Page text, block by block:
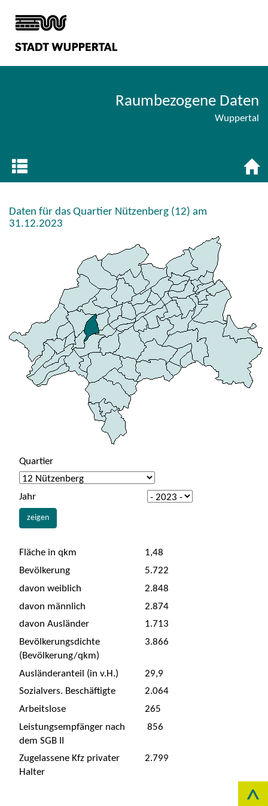
Raumbezogene Daten
Wuppertal
Daten für das Quartier Nützenberg (12) am
31.12.2023
Quartier
Jahr
zeigen
Fläche in qkm
1,48
Bevölkerung
5.722
davon weiblich
2.848
davon männlich
2.874
davon Ausländer
1.713
Bevölkerungsdichte
(Bevölkerung/qkm)
3.866
Ausländeranteil (in v.H.)
29,9
Sozialvers. Beschäftigte
2.064
Arbeitslose
265
Leistungsempfänger nach
dem SGB II
856
Zugelassene Kfz privater
Halter
2.799